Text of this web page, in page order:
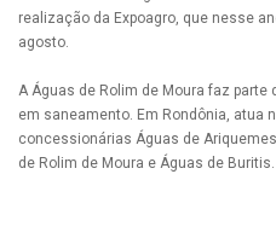
realização da Expoagro, que nesse
agosto.
A Águas de Rolim de Moura faz parte
em saneamento. Em Rondônia, atua
concessionárias Águas de
de Rolim de Moura e Águas de Buritis.